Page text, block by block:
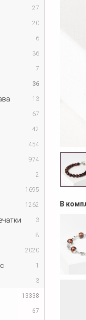
27
20
6
36
7
36
13
67
42
454
974
2
1695
1262
3
8
2020
1
3
13338
67
В